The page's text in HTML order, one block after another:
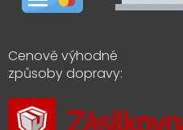
Cenově výhodné
způsoby dopravy: